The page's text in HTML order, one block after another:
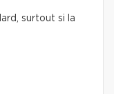
surtout si la